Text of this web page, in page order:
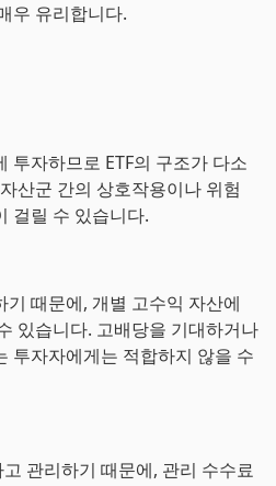
우 유리합니다.
투자하므로 ETF의 구조가 다소
산군 간의 상호작용이나 위험
걸릴 수 있습니다.
때문에, 개별 고수익 자산에
있습니다. 고배당을 기대하거나
투자자에게는 적합하지 않을 수
관리하기 때문에, 관리 수수료